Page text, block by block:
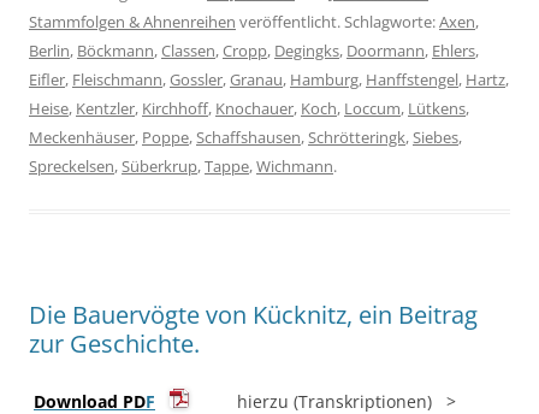
Stammfolgen & Ahnenreihen veröffentlicht. Schlagworte:Axen,
Berlin, Böckmann,Classen,Cropp, Degingks, Doormann, Ehlers,
Eifler, Fleischmann,Gossler,Granau, Hamburg, Hanffstengel, Hartz,
Heise, Kentzler, Kirchhoff, Knochauer, Koch, Loccum, Lütkens,
Meckenhäuser, Poppe,Schaffshausen,Schrötteringk,Siebes,
Spreckelsen,Süberkrup,Tappe,Wichmann.
Die Bauervögte von Kücknitz, ein Beitrag
zur Geschichte.
Download PDF
hierzu (Transkriptionen) >